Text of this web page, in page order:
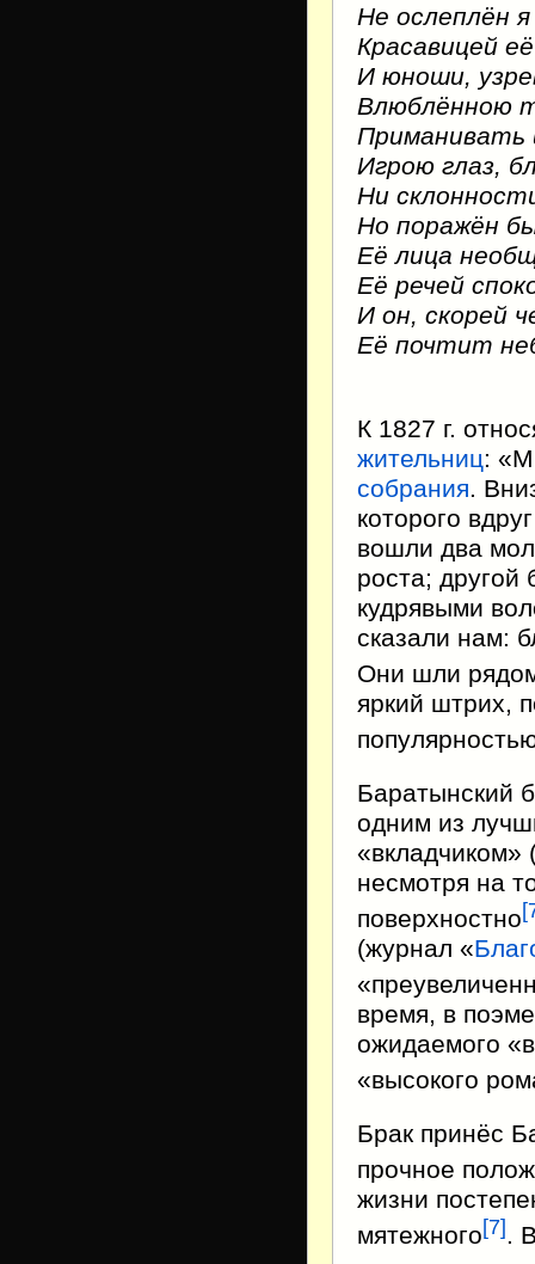
Не ослеплён
Красавицей
И юноши,
Влюблённою
Приманивать
Игрою глаз,
Ни
Но поражён
Её лица
Её речей
И он, скорей
Её почтит
К 1827 г.
жительниц:
собрания.
которого
вошли два
роста;
кудрявыми
сказали нам:
Они шли
яркий штрих,
Баратынский
одним из
несмотря на
поверхностно[
(журнал «
время, в
ожидаемого
«высокого
Брак принёс
прочное
жизни
мятежного[7] .